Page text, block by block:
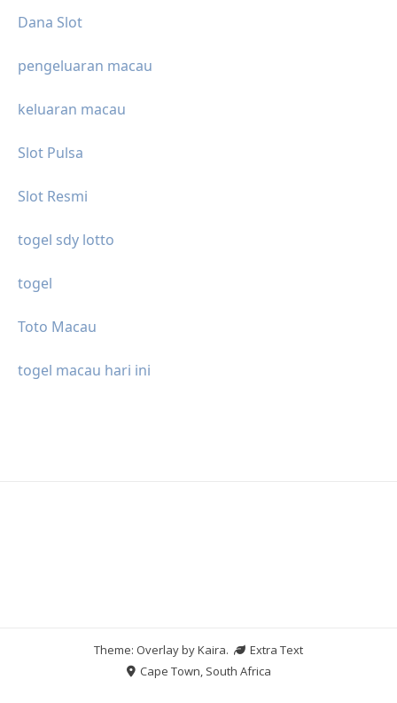
Dana Slot
pengeluaran macau
keluaran macau
Slot Pulsa
Slot Resmi
togel sdy lotto
togel
Toto Macau
togel macau hari ini
Theme: Overlay byKaira.
Extra Text
Cape Town, South Africa